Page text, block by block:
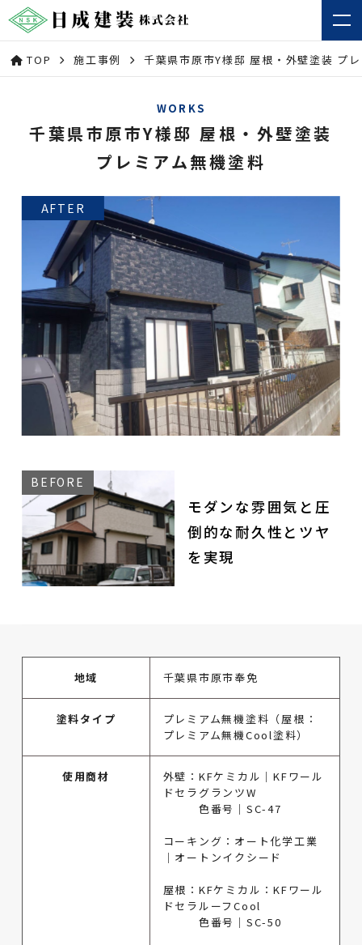
TOP 施工事例 千葉県市原市Y様邸 屋根・外壁塗装 プ
WORKS
千葉県市原市Y様邸 屋根・外壁塗装
プレミアム無機塗料
モダンな雰囲気と圧
倒的な耐久性とツヤ
を実現
地域 千葉県市原市奉免
塗料タイプ
プレミアム無機塗料（屋根：
プレミアム無機Cool塗料）
使用商材
外壁：KFケミカル｜KFワール
ドセラグランツW
色番号｜SC-47
コーキング：オート化学工業
｜オートンイクシード
屋根：KFケミカル：KFワール
ドセラルーフCool
色番号｜SC-50